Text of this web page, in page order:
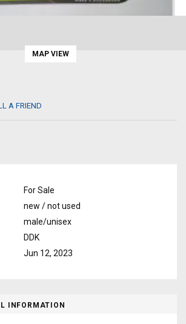
MAP VIEW
A FRIEND
For Sale
new / not used
male/unisex
DDK
Jun 12, 2023
INFORMATION